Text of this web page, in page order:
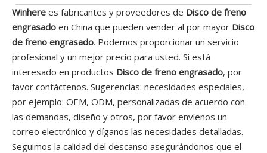
Winhere es fabricantes y proveedores de Disco de freno
engrasado en China que pueden vender al por mayor Disco
de freno engrasado. Podemos proporcionar un servicio
profesional y un mejor precio para usted. Si está
interesado en productos Disco de freno engrasado, por
favor contáctenos. Sugerencias: necesidades especiales,
por ejemplo: OEM, ODM, personalizadas de acuerdo con
las demandas, diseño y otros, por favor envíenos un
correo electrónico y díganos las necesidades detalladas.
Seguimos la calidad del descanso asegurándonos que el